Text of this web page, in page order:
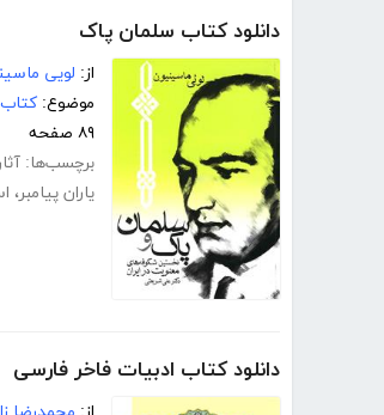
دانلود کتاب سلمان پاک
از: لویی
موضوع:
۸۹ صفحه
برچسب‌ها:
یاران پیامبر،
دانلود کتاب ادبیات فاخر فارسی